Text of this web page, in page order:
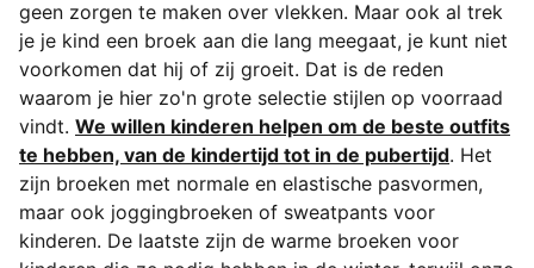
geen zorgen te maken over vlekken. Maar ook al trek
je je kind een broek aan die lang meegaat, je kunt niet
voorkomen dat hij of zij groeit. Dat is de reden
waarom je hier zo'n grote selectie stijlen op voorraad
vindt. We willen kinderen helpen om de beste outfits
te hebben, van de kindertijd tot in de pubertijd. Het
zijn broeken met normale en elastische pasvormen,
maar ook joggingbroeken of sweatpants voor
kinderen. De laatste zijn de warme broeken voor